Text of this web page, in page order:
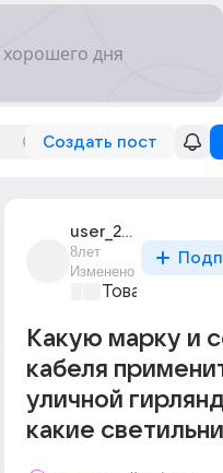
Создать пост
user_221249570
8лет
Изменено
Товары и
Какую марку и
кабеля
уличной
какие